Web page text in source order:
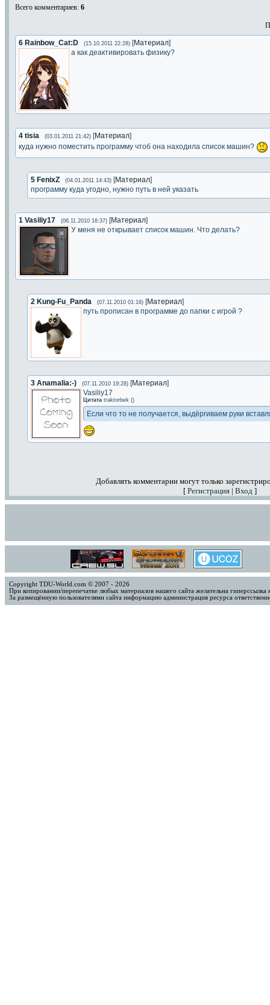
Всего комментариев: 6
6 Rainbow_Cat:D (15.10.2011 22:28) [Материал]
а как деактивировать физику?
4 tisia (03.01.2011 21:42) [Материал]
куда нужно поместить программу чтоб она находила список машин?
5 FenixZ (04.01.2011 14:43) [Материал]
программу куда угодно, нужно путь в ней указать
1 Vasiliy17 (06.11.2010 16:37) [Материал]
У меня не открывает список машин. Что делать?
2 Kung-Fu_Panda (07.11.2010 01:16) [Материал]
путь прописан в программе до папки с игрой ?
3 Anamalia:-) (07.11.2010 19:28) [Материал]
Vasiliy17
Цитата traktorbek ()
Если что то не получается, выдёргиваем руки
Добавлять комментарии могут только
[ Регистрация | Вход ]
Copyright TDU-World.com © 2007 - 2026
При копировании/перепечатке любых материалов нашего сайта желательна
За размещённую пользователями сайта информацию администрация ресурса